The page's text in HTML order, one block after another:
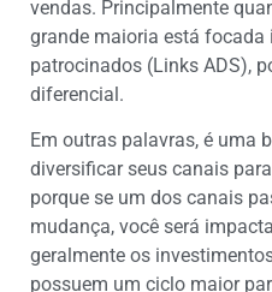
vendas. Principalmente
grande maioria está
patrocinados (Links ADS),
diferencial.
Em outras palavras, é uma
diversificar seus canais
porque se um dos canais
mudança, você será
geralmente os
possuem um ciclo maior